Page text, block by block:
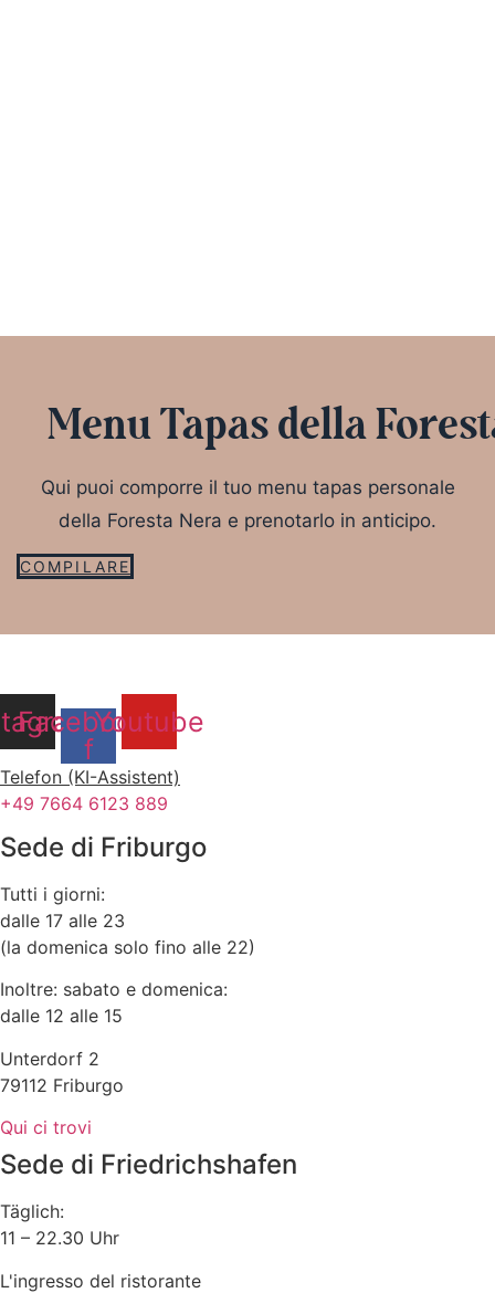
Menu Tapas della
Qui puoi comporre il tuo menu tapas personale
della Foresta Nera e prenotarlo in anticipo.
COMPILARE
Facebook-
f
Youtube
Telefon (KI-Assistent)
+49 7664 6123 889
Sede di Friburgo
Tutti i giorni:
dalle 17 alle 23
(la domenica solo fino alle 22)
Inoltre: sabato e domenica:
dalle 12 alle 15
Unterdorf 2
79112 Friburgo
Qui ci trovi
Sede di Friedrichshafen
Täglich:
11 – 22.30 Uhr
L'ingresso del ristorante